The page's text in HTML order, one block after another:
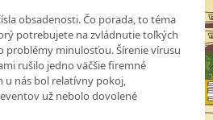
obsadenosti. Čo porada, to téma
potrebujete na zvládnutie toľkých
problémy minulosťou. Šírenie vírusu
rušilo jedno väčšie firemné
u nás bol relatívny pokoj,
už nebolo dovolené